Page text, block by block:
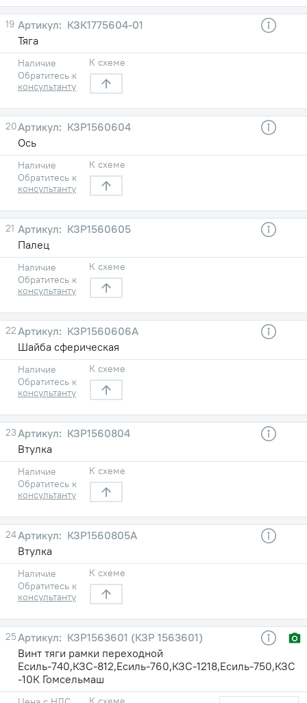
19
КЗК1775604-01
Тяга
Наличие
Обратитесь к
консультанту
К схеме
20
КЗР1560604
Ось
Наличие
Обратитесь к
консультанту
К схеме
21
КЗР1560605
Палец
Наличие
Обратитесь к
консультанту
К схеме
22
КЗР1560606А
Шайба сферическая
Наличие
Обратитесь к
консультанту
К схеме
23
КЗР1560804
Втулка
Наличие
Обратитесь к
консультанту
К схеме
24
КЗР1560805А
Втулка
Наличие
Обратитесь к
консультанту
К схеме
25
КЗР1563601 (КЗР 1563601)
Винт тяги рамки переходной
Есиль-740,КЗС-812,Есиль-760,КЗС-1218,Есиль-750,КЗС
-10К Гомсельмаш